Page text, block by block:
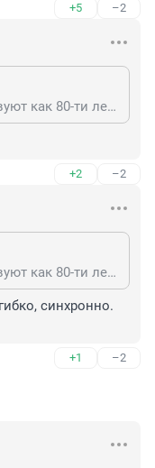
+5 –2
Пока эти Phantom MK-1 - действуют как 80-ти летние старички или инвалиды после менингита..
+2 –2
Пока эти Phantom MK-1 - действуют как 80-ти летние старички или инвалиды после менингита..
синхронно.
+1 –2